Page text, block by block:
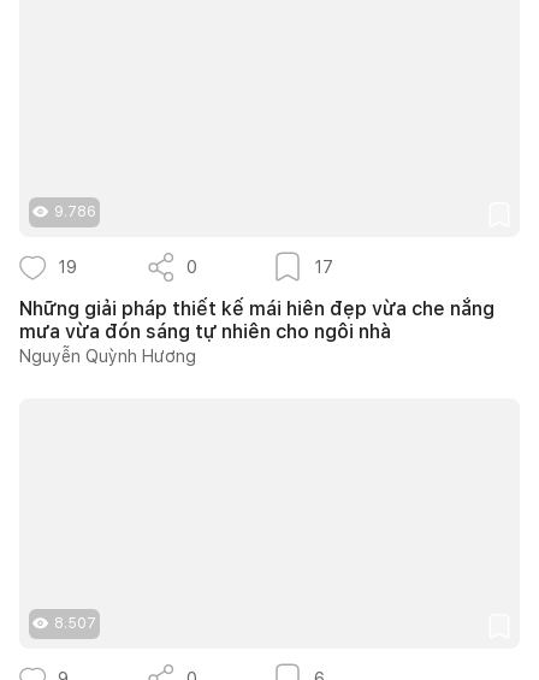
9.786
19 0 17
Những giải pháp thiết kế mái hiên đẹp vừa che nắng
mưa vừa đón sáng tự nhiên cho ngôi nhà
Nguyễn Quỳnh Hương
8.507